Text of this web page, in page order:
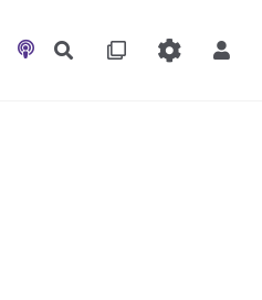
Rechercher